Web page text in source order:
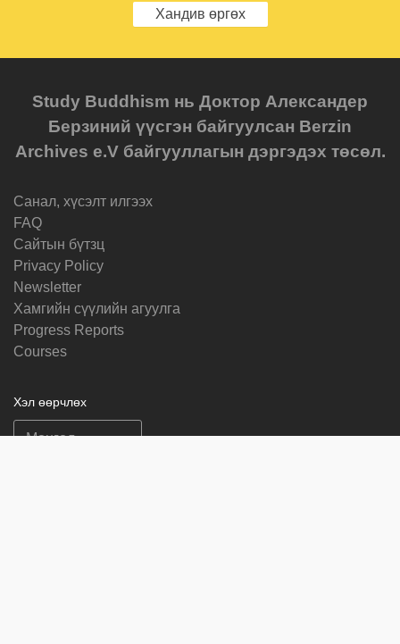
Хандив өргөх
Study Buddhism нь Доктор Александер
Берзиний үүсгэн байгуулсан Berzin
Archives e.V байгууллагын дэргэдэх төсөл.
Санал, хүсэлт илгээх
FAQ
Cайтын бүтзц
Privacy Policy
Newsletter
Хамгийн сүүлийн агуулга
Progress Reports
Courses
Хэл өөрчлөх